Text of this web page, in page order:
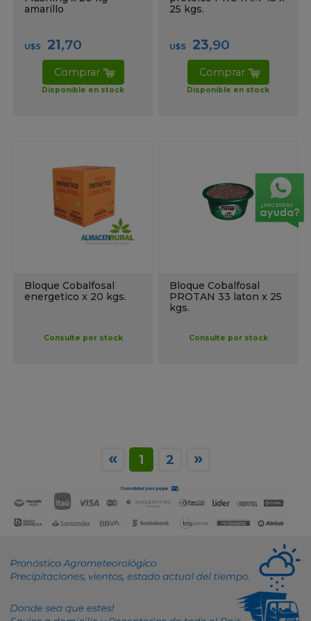
amarillo
U$S 21,70
Disponible en stock
Comprar
25 kgs.
U$S 23,90
Disponible en stock
Comprar
Bloque Cobalfosal
energetico x 20 kgs.
Consulte por stock
Bloque Cobalfosal
PROTAN 33 laton x 25
kgs.
Consulte por stock
« 1 2 »